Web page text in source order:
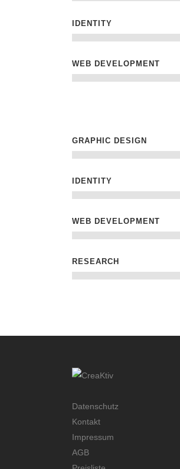
IDENTITY
WEB DEVELOPMENT
GRAPHIC DESIGN
IDENTITY
WEB DEVELOPMENT
RESEARCH
Datenschutz
Kontakt
Impressum
AGB